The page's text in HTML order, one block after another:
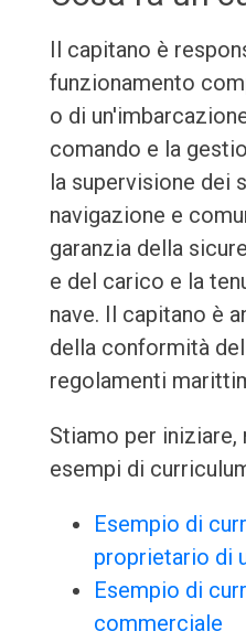
Il capitano è
funzionamento
o di
comando e la
la supervisione dei
navigazione e
garanzia della
e del carico e la
nave. Il capitano è
della conformità
regolamenti
Stiamo per
esempi di
Esempio di
proprietario di
Esempio di
commerciale